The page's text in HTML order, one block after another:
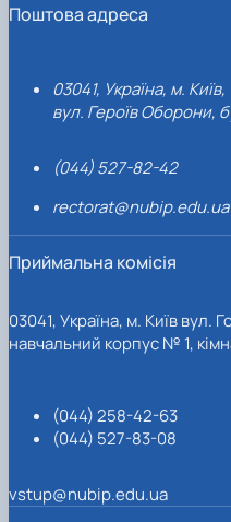
Поштова адреса
03041, Україна, м. Київ,
вул. Героїв Оборони,
(044) 527-82-42
rectorat@nubip.edu.ua
Приймальна комісія
03041, Україна, м. Київ вул.
навчальний корпус № 1,
(044) 258-42-63
(044) 527-83-08
vstup@nubip.edu.ua